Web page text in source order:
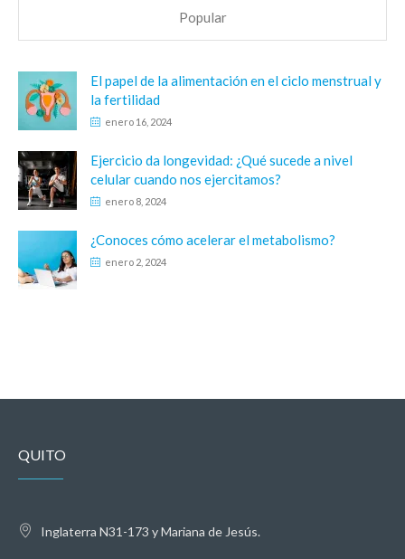
Popular
El papel de la alimentación en el ciclo menstrual y
la fertilidad
enero 16, 2024
Ejercicio da longevidad: ¿Qué sucede a nivel
celular cuando nos ejercitamos?
enero 8, 2024
¿Conoces cómo acelerar el metabolismo?
enero 2, 2024
QUITO
Inglaterra N31-173 y Mariana de Jesús.